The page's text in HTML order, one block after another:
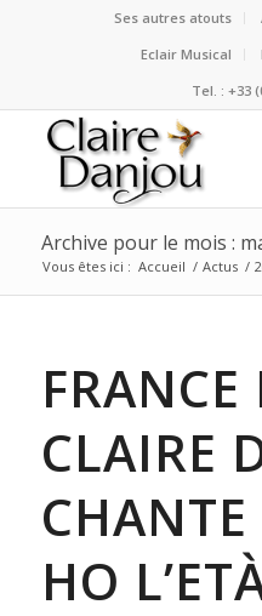
Ses autres atouts
Eclair Musical
Tel. : +33
Archive pour le mois :
Vous êtes ici : Accueil / Actus /
FRANCE
CLAIRE
HO